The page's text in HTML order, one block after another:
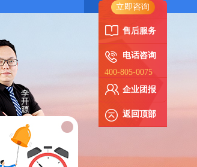
立即咨询
售后服务
电话咨询
400-805-0075
企业团报
返回顶部